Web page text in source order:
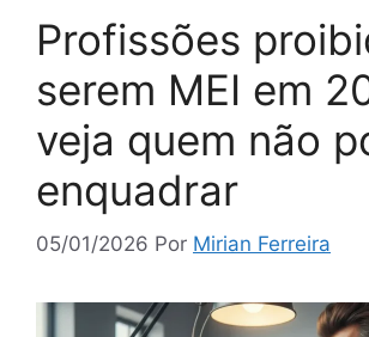
Profissões
serem MEI em
veja quem não
enquadrar
05/01/2026 Por Mirian Ferreira